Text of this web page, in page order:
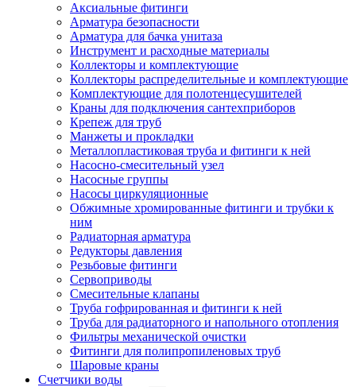
Аксиальные фитинги
Арматура безопасности
Арматура для бачка унитаза
Инструмент и расходные материалы
Коллекторы и комплектующие
Коллекторы распределительные и комплектующие
Комплектующие для полотенцесушителей
Краны для подключения сантехприборов
Крепеж для труб
Манжеты и прокладки
Металлопластиковая труба и фитинги к ней
Насосно-смесительный узел
Насосные группы
Насосы циркуляционные
Обжимные хромированные фитинги и трубки к
ним
Радиаторная арматура
Редукторы давления
Резьбовые фитинги
Сервоприводы
Смесительные клапаны
Труба гофрированная и фитинги к ней
Труба для радиаторного и напольного отопления
Фильтры механической очистки
Фитинги для полипропиленовых труб
Шаровые краны
Счетчики воды